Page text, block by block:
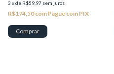
3 xde R$59,97 sem juros
R$174,50com Pague com PIX